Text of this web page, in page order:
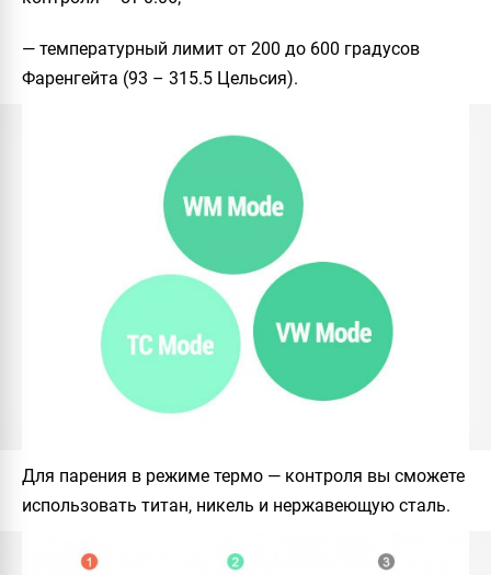
— температурный лимит от 200 до 600 градусов
Фаренгейта (93 – 315.5 Цельсия).
Для парения в режиме термо — контроля вы сможете
использовать титан, никель и нержавеющую сталь.